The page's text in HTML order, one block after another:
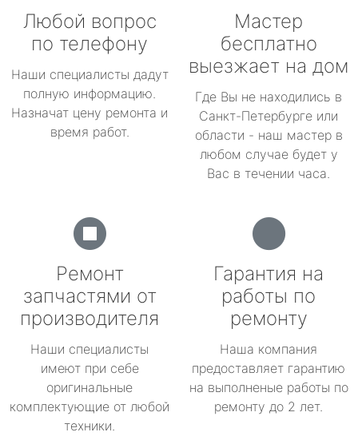
Любой вопрос
по телефону
Наши специалисты дадут
полную информацию.
Назначат цену ремонта и
время работ.
Мастер
бесплатно
выезжает на дом
Где Вы не находились в
Санкт-Петербурге или
области - наш мастер в
любом случае будет у
Вас в течении часа.
Ремонт
запчастями от
производителя
Наши специалисты
имеют при себе
оригинальные
комплектующие от любой
техники.
Гарантия на
работы по
ремонту
Наша компания
предоставляет гарантию
на выполненые работы по
ремонту до 2 лет.